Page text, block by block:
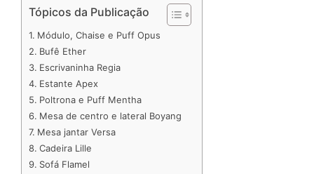
n
e
d
I
n
c
o
o
k
a
A
p
d
r
e
Tópicos da Publicação
Módulo, Chaise e Puff Opus
Bufê Ether
Escrivaninha Regia
Estante Apex
Poltrona e Puff Mentha
Mesa de centro e lateral Boyang
Mesa jantar Versa
Cadeira Lille
Sofá Flamel